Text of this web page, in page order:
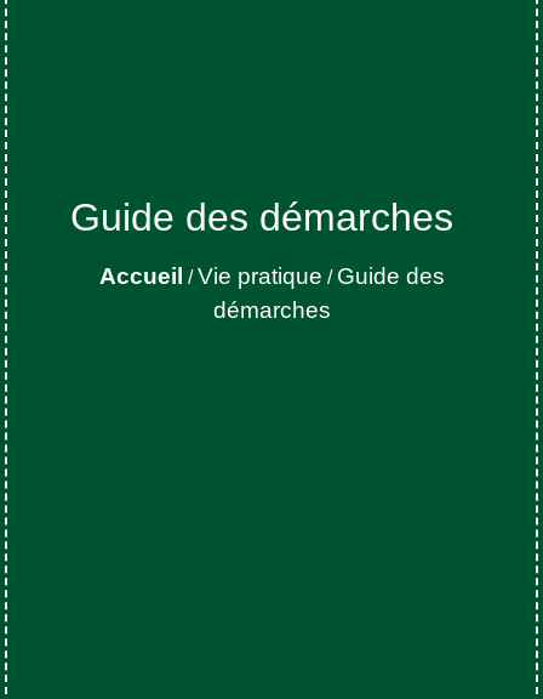
Guide des démarches
Accueil /Vie pratique / Guide des
démarches